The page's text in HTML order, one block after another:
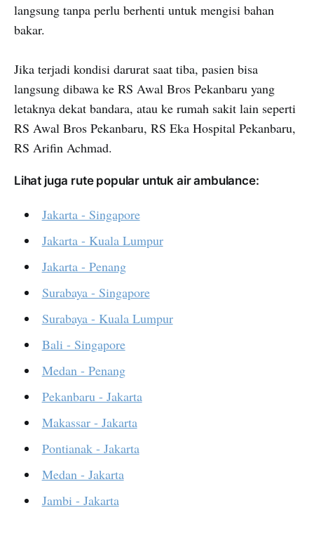
langsung tanpa perlu berhenti untuk mengisi bahan
bakar.
Jika terjadi kondisi darurat saat tiba, pasien bisa
langsung dibawa ke RS Awal Bros Pekanbaru yang
letaknya dekat bandara, atau ke rumah sakit lain seperti
RS Awal Bros Pekanbaru, RS Eka Hospital Pekanbaru,
RS Arifin Achmad.
Lihat juga rute popular untuk air ambulance:
Jakarta - Singapore
Jakarta - Kuala Lumpur
Jakarta - Penang
Surabaya - Singapore
Surabaya - Kuala Lumpur
Bali - Singapore
Medan - Penang
Pekanbaru - Jakarta
Makassar - Jakarta
Pontianak - Jakarta
Medan - Jakarta
Jambi - Jakarta